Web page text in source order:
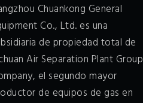
Chuankong General
Co., Ltd. es una
de propiedad total de
Air Separation Plant Group
el segundo mayor
de equipos de gas en